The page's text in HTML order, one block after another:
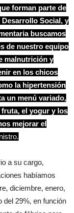
forman parte de
Social, y
buscamos
de nuestro equipo
malnutrición y
en los chicos
la hipertensión
un menú variado,
el yogur y los
mejorar el
a su cargo,
habíamos
diciembre, enero,
del 29%, en función